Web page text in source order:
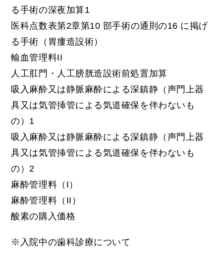
る手術の深夜加算1
医科点数表第2章第10 部手術の通則の16 に掲げ
る手術（胃瘻造設術）
輸血管理料II
人工肛門・人工膀胱造設術前処置加算
吸入麻酔又は静脈麻酔による深鎮静（声門上器
具又は気管挿管による気道確保を伴わないも
の）1
吸入麻酔又は静脈麻酔による深鎮静（声門上器
具又は気管挿管による気道確保を伴わないも
の）2
麻酔管理料（I）
麻酔管理料（II）
酸素の購入価格
※入院中の歯科診療について